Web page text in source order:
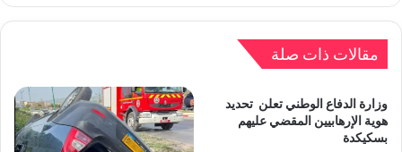
مقالات ذات صلة
وزارة الدفاع الوطني تعلن تحديد
هوية الإرهابيين المقضي عليهم
بسكيكدة